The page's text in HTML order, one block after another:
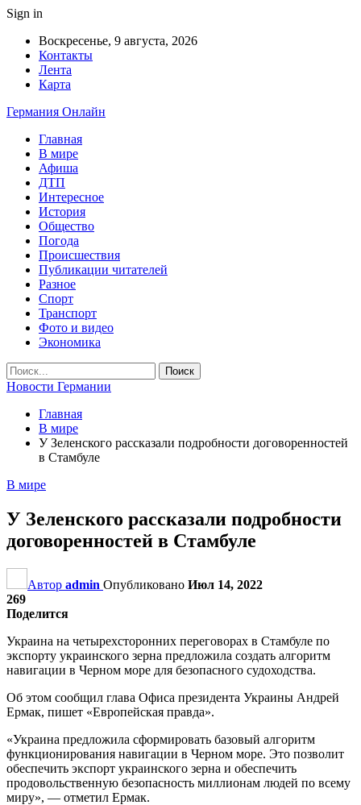
Sign in
Воскресенье, 9 августа, 2026
Контакты
Лента
Карта
Германия Онлайн
Главная
В мире
Афиша
ДТП
Интересное
История
Общество
Погода
Происшествия
Публикации читателей
Разное
Спорт
Транспорт
Фото и видео
Экономика
Новости Германии
Главная
В мире
У Зеленского рассказали подробности договоренностей
в Стамбуле
В мире
У Зеленского рассказали подробности
договоренностей в Стамбуле
Автор admin Опубликовано Июл 14, 2022
269
Поделится
Украина на четырехсторонних переговорах в Стамбуле по
экспорту украинского зерна предложила создать алгоритм
навигации в Черном море для безопасного судоходства.
Об этом сообщил глава Офиса президента Украины Андрей
Ермак, пишет «Европейская правда».
«Украина предложила сформировать базовый алгоритм
функционирования навигации в Черном море. Это позволит
обеспечить экспорт украинского зерна и обеспечить
продовольственную безопасность миллионам людей по всему
миру», — отметил Ермак.